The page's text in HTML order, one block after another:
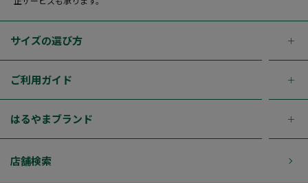
サイズの選び方
ご利用ガイド
はるやまブランド
店舗検索